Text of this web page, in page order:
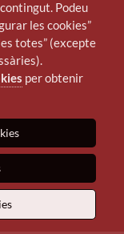
Podeu
les cookies”
totes” (excepte
per obtenir